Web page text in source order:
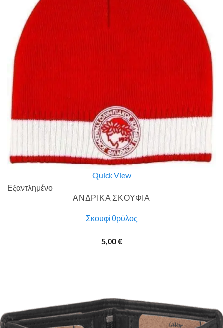
Quick View
Εξαντλημένο
ΑΝΔΡΙΚΑ ΣΚΟΥΦΙΑ
Σκουφί θρύλος
5,00€